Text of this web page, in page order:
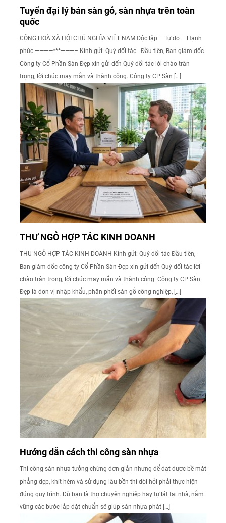
Tuyển đại lý bán sàn gỗ, sàn nhựa trên toàn
quốc
CỘNG HOÀ XÃ HỘI CHỦ NGHĨA VIỆT NAM Độc lập – Tự do – Hạnh
phúc ————***———– Kính gửi: Quý đối tác Đầu tiên, Ban giám đốc
Công ty Cổ Phần Sàn Đẹp xin gửi đến Quý đối tác lời chào trân
trọng, lời chúc may mắn và thành công. Công ty CP Sàn […]
THƯ NGỎ HỢP TÁC KINH DOANH
THƯ NGỎ HỢP TÁC KINH DOANH Kính gửi: Quý đối tác Đầu tiên,
Ban giám đốc công ty Cổ Phần Sàn Đẹp xin gửi đến Quý đối tác lời
chào trân trọng, lời chúc may mắn và thành công. Công ty CP Sàn
Đẹp là đơn vị nhập khẩu, phân phối sàn gỗ công nghiệp, […]
Hướng dẫn cách thi công sàn nhựa
Thi công sàn nhựa tưởng chừng đơn giản nhưng để đạt được bề mặt
phẳng đẹp, khít hèm và sử dụng lâu bền thì đòi hỏi phải thực hiện
đúng quy trình. Dù bạn là thợ chuyên nghiệp hay tự lát tại nhà, nắm
vững các bước lắp đặt chuẩn sẽ giúp sàn nhựa phát […]